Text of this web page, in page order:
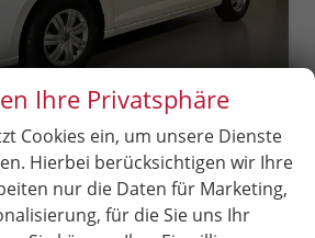
1.0 MPI Sitzheizung+AppConnect+PDC+LED+Touch+Lichtsensor+MultiLenkrad
Ihre Privatsphäre
Cookies ein, um unsere Dienste
Hierbei berücksichtigen wir Ihre
nur die Daten für Marketing,
für die Sie uns Ihr